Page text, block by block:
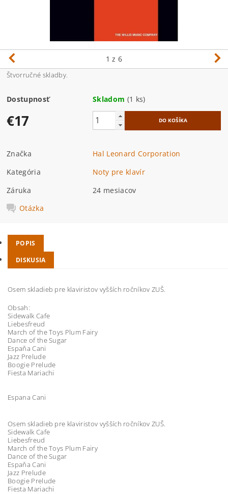
1 z 6
Štvorručné skladby.
Dostupnosť Skladom (1 ks)
€17
Značka
Hal Leonard Corporation
Kategória
Noty pre klavír
Záruka
24 mesiacov
Otázka
POPIS
DISKUSIA
Osem skladieb pre klaviristov vyšších ročníkov ZUŠ.
Obsah:
Sidewalk Cafe
Liebesfreud
March of the Toys Plum Fairy
Dance of the Sugar
Espaňa Cani
Jazz Prelude
Boogie Prelude
Fiesta Mariachi
Espana Cani
Osem skladieb pre klaviristov vyšších ročníkov ZUŠ.
Sidewalk Cafe
Liebesfreud
March of the Toys Plum Fairy
Dance of the Sugar
Espaňa Cani
Jazz Prelude
Boogie Prelude
Fiesta Mariachi